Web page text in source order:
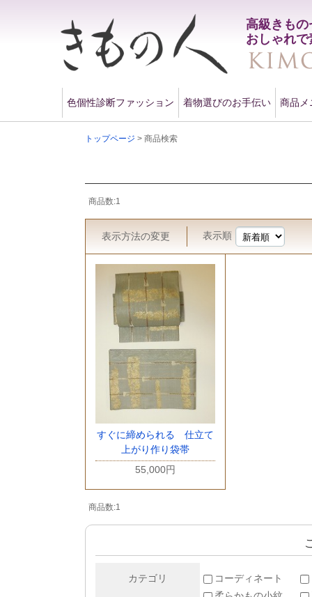
高級きも
おしゃれ
色個性診断ファッション 着物選びのお手伝い 商品メ
トップページ > 商品検索
商品数:1
表示方法の変更 表示順
すぐに締められる 仕立て
上がり作り袋帯
55,000円
商品数:1
カテゴリ コーディネート